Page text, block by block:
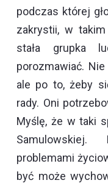
podczas której
zakrystii, w
stała grupka
porozmawiać.
ale po to, żeby
rady. Oni
Myślę, że w taki
problemami
być może